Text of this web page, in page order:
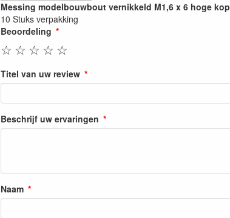
Messing modelbouwbout vernikkeld M1,6 x 6 hoge kop
10 Stuks verpakking
Beoordeling
☆
☆
☆
☆
☆
Titel van uw review
Beschrijf uw ervaringen
Naam